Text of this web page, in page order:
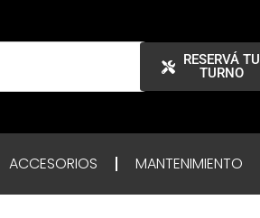
RESERVÁ TU
TURNO
ACCESORIOS MANTENIMIENTO